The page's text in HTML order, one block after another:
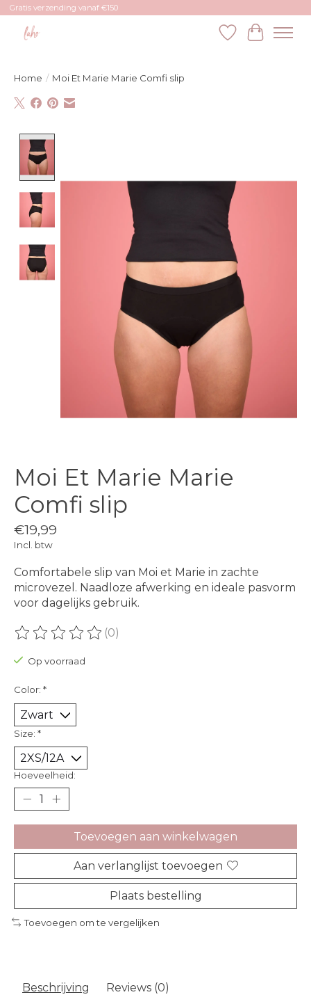
Gratis verzending vanaf €150
Verlanglijst
Home / Moi Et Marie Marie Comfi slip
Moi Et Marie Marie
Comfi slip
€19,99
Incl. btw
Comfortabele slip van Moi et Marie in zachte
microvezel. Naadloze afwerking en ideale pasvorm
voor dagelijks gebruik.
De beoordeling van dit product is
(0)
Op voorraad
Color: *
Size: *
Hoeveelheid:
Toevoegen aan winkelwagen
Aan verlanglijst toevoegen
Plaats bestelling
Toevoegen om te vergelijken
Beschrijving Reviews (0)